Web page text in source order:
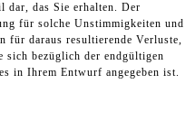
dar, das Sie erhalten. Der
für solche Unstimmigkeiten und
für daraus resultierende Verluste,
sich bezüglich der endgültigen
in Ihrem Entwurf angegeben ist.